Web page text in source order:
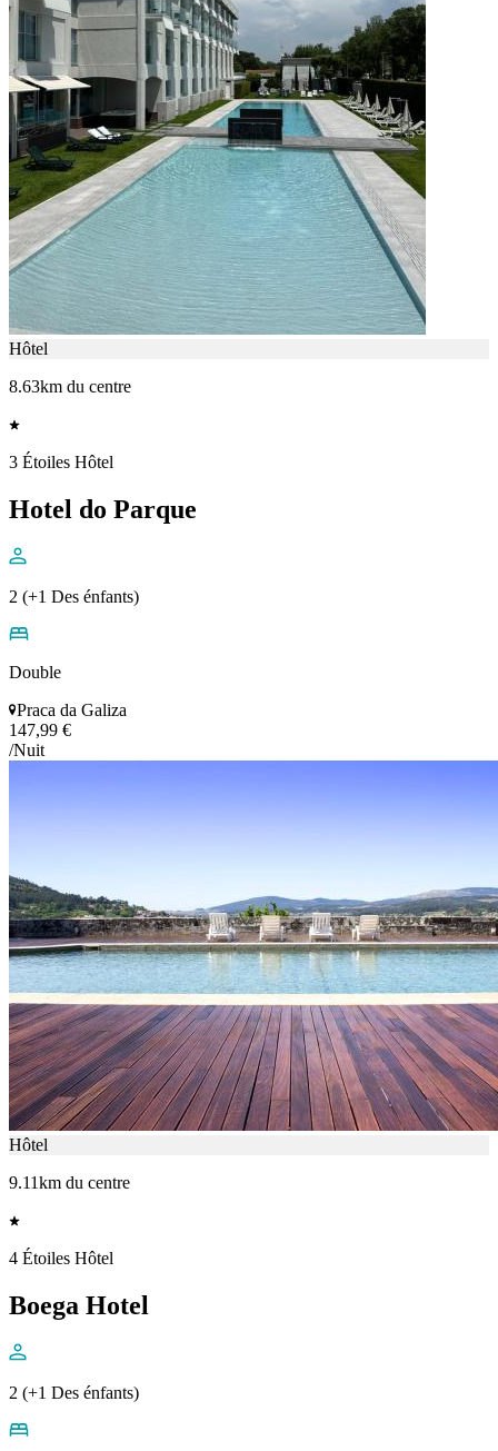
Hôtel
8.63km du centre
3 Étoiles Hôtel
Hotel do Parque
2 (+1 Des énfants)
Double
Praca da Galiza
147,99 €
/Nuit
Hôtel
9.11km du centre
4 Étoiles Hôtel
Boega Hotel
2 (+1 Des énfants)